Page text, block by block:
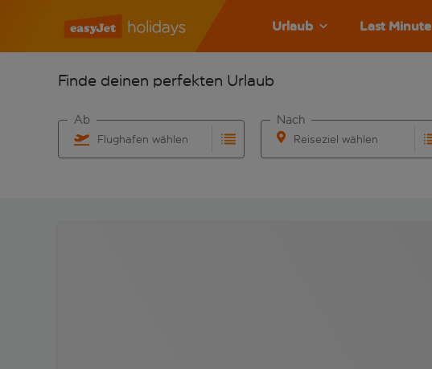
Urlaub Last Minute
Finde deinen perfekten Urlaub
Flughafen wählen
Ab
Reiseziel wählen
Nach